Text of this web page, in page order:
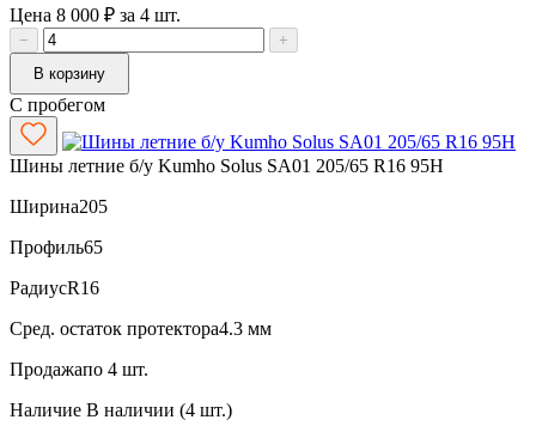
Цена 8 000 ₽ за 4 шт.
−
+
В корзину
С пробегом
Шины летние б/у Kumho Solus SA01 205/65 R16 95H
Ширина205
Профиль65
РадиусR16
Сред. остаток протектора4.3 мм
Продажапо 4 шт.
Наличие В наличии (4 шт.)